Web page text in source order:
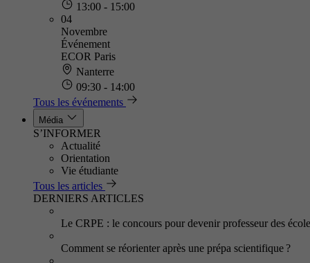
13:00 - 15:00
04
Novembre
Événement
ECOR Paris
Nanterre
09:30 - 14:00
Tous les événements
Média
S’INFORMER
Actualité
Orientation
Vie étudiante
Tous les articles
DERNIERS ARTICLES
Le CRPE : le concours pour devenir professeur des
Comment se réorienter après une prépa scientifique ?